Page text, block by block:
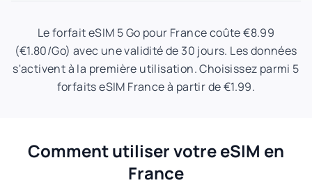
Le forfait eSIM 5 Go pour France coûte €8.99
(€1.80/Go) avec une validité de 30 jours. Les données
s'activent à la première utilisation. Choisissez parmi 5
forfaits eSIM France à partir de €1.99.
Comment utiliser votre eSIM en
France